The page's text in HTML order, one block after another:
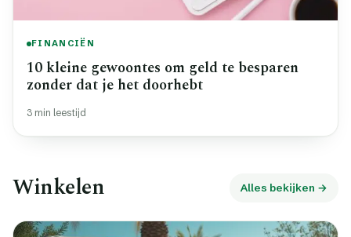
FINANCIËN
10 kleine gewoontes om geld te besparen
zonder dat je het doorhebt
3 min leestijd
Winkelen Alles bekijken →